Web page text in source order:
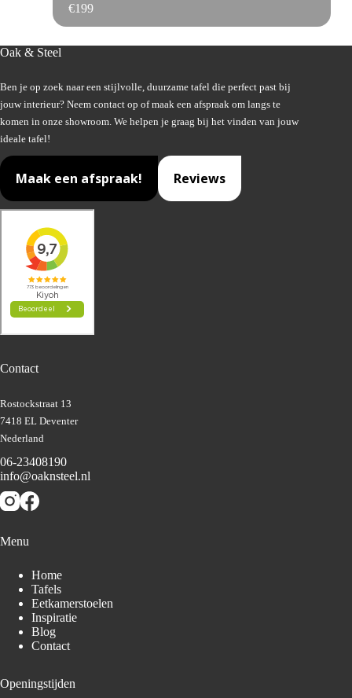
€199
Oak & Steel
Ben je op zoek naar een stijlvolle, duurzame tafel die perfect past bij
jouw interieur? Neem contact op of maak een afspraak om langs te
komen in onze showroom. We helpen je graag bij het vinden van jouw
ideale tafel!
Maak een afspraak! Reviews
Contact
Rostockstraat 13
7418 EL Deventer
Nederland
06-23408190
info@oaknsteel.nl
Menu
Home
Tafels
Eetkamerstoelen
Inspiratie
Blog
Contact
Openingstijden